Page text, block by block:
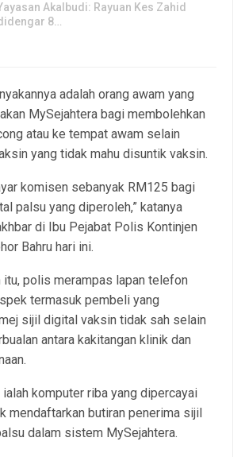
Akalbudi: Rayuan Kes Zahid
8…
adalah orang awam yang
MySejahtera bagi membolehkan
atau ke tempat awam selain
yang tidak mahu disuntik vaksin.
komisen sebanyak RM125 bagi
palsu yang diperoleh,” katanya
di Ibu Pejabat Polis Kontinjen
Bahru hari ini.
itu, polis merampas lapan telefon
termasuk pembeli yang
sijil digital vaksin tidak sah selain
antara kakitangan klinik dan
komputer riba yang dipercayai
mendaftarkan butiran penerima sijil
dalam sistem MySejahtera.